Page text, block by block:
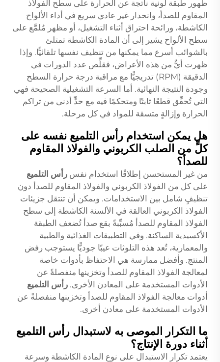
ظهور طبقة لونية ناتجة عن الحرارة على سطح الفولاذ
المقاوم للصدأ، وانحدار غير عادي سريع في أداء الألواح
الكاشطة، ورائحة احتراق أثناء التشغيل، أو مظهر مُلمَّع على
سطح الألواح يشير إلى أن المادة الكاشطة تمتلئ
بالشوائب أسرع مما يمكنها من تنظيف نفسها تلقائيًّا. وإذا
ظهرت أيٌّ من هذه الأعراض، فقلِّص عدد الدورات في
الدقيقة (RPM) تدريجيًّا مع مراقبة درجة حرارة السطح
وجودة النتيجة النهائية. أما السرعة التشغيلية الصحيحة فهي
التي تُحقِّق قطعًا ثابتًا ومتحكمًا فيه مع حدٍّ أدنى من تراكم
الحرارة وإزالةٍ متسقة للمواد في كل مرحلة.
هل يمكن استخدام رأس التلميع نفسه على
كلٍّ من الصلب الكربوني والفولاذ المقاوم
للصدأ؟
من غير المستحسن إطلاقًا استخدام نفس رأس التلميع
على كل من الفولاذ الكربوني والفولاذ المقاوم للصدأ دون
تنظيفٍ شامل بين الاستخدامات. ويمكن أن تنتقل جزيئات
الفولاذ الكربوني العالقة في الألسنة الكاشطة إلى سطح
الفولاذ المقاوم للصدأ مُسبِّبةً بقع صدأ تُضعف الطبقة
الأكسيدية الساكنة. وفي التطبيقات الغذائية والطبية
والمعمارية، تُعد هذه التلوثات عيبًا جوديًّا يستوجب رفض
المنتج. وأفضل ممارسة هي الاحتفاظ بأدوات خاصة
لمعالجة الفولاذ المقاوم للصدأ وتخزينها منفصلةً عن
الأدوات المستخدمة على المعادن الأخرى. رأس التلميع
أدوات معالجة الفولاذ المقاوم للصدأ وتخزينها منفصلةً عن
الأدوات المستخدمة على معادن أخرى.
ما التكرار الموصى به لاستبدال رأس التلميع
أثناء دورة الإنتاج؟
يعتمد تكرار الاستبدال على نوع المادة الكاشطة وسرعة